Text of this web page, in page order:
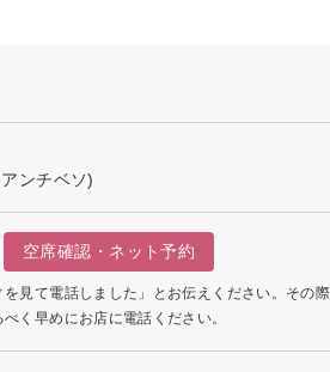
ンチベソ)
空席確認・ネット予約
見て電話しました」とお伝えください。その
く早めにお店に電話ください。